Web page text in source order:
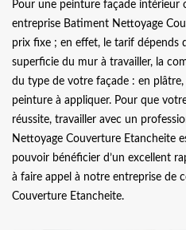
Pour une peinture façade intérieur
entreprise Batiment Nettoyage
prix fixe ; en effet, le tarif dépends
superficie du mur à travailler, la
du type de votre façade : en
peinture à appliquer. Pour que
réussite, travailler avec un
Nettoyage Couverture Etancheite
pouvoir bénéficier d’un excellent
à faire appel à notre entreprise de
Couverture Etancheite.